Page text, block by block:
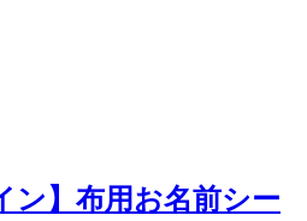
ン】布用お名前シー